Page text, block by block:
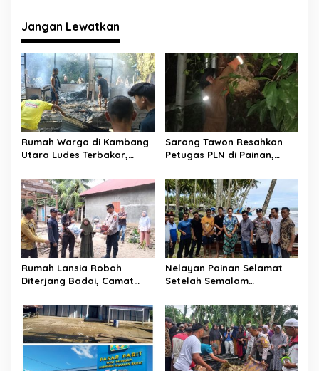
a
s
i
p
o
s
Jangan Lewatkan
Rumah Warga di Kambang
Utara Ludes Terbakar,
Jembatan Gantung
Sarang Tawon Resahkan
Petugas PLN di Painan,
Bergerak
Rumah Lansia Roboh
Diterjang Badai, Camat
Tangan
Nelayan Painan Selamat
Setelah Semalam
Ditemukan Warga Lakitan
Selatan